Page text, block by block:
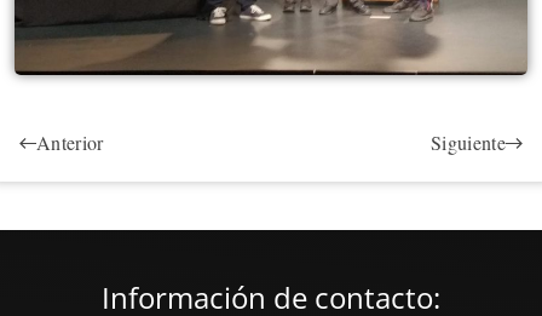
Anterior Siguiente
Información de contacto: